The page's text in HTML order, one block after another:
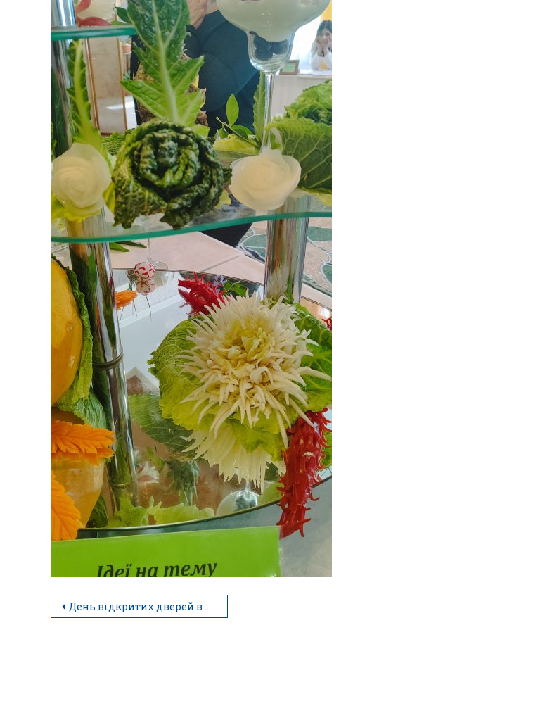
День відкритих дверей в коледжі (огляд)